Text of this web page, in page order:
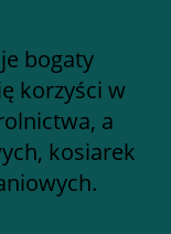
bogaty
korzyści w
a
kosiarek